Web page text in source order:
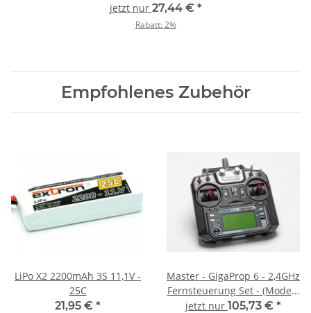
jetzt nur 27,44 € *
Rabatt:2%
Empfohlenes Zubehör
LiPo X2 2200mAh 3S 11,1V -
25C
21,95 € *
Master - GigaProp 6 - 2,4GHz
Fernsteuerung Set - (Mode 2
und 4)
jetzt nur 105,73 € *